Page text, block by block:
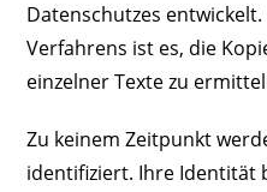
Datenschutzes entwickelt.
Verfahrens ist es, die
einzelner Texte zu
Zu keinem Zeitpunkt
identifiziert. Ihre Identität